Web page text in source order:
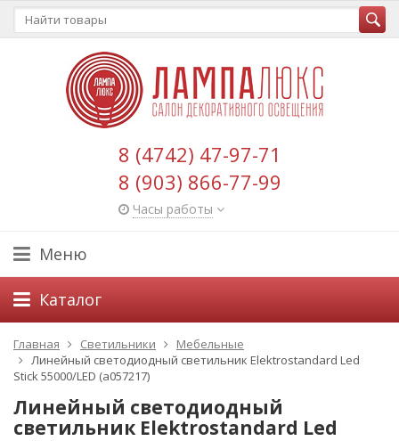
8 (4742) 47-97-71
8 (903) 866-77-99
Часы работы
Меню
Каталог
Главная Светильники
Мебельные
Линейный светодиодный светильник Elektrostandard Led
Stick 55000/LED (a057217)
Линейный светодиодный
светильник Elektrostandard Led